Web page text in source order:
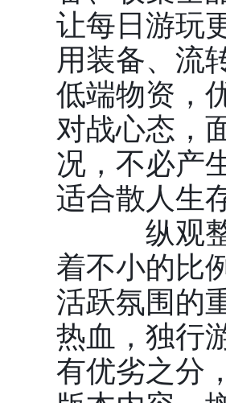
让每日游玩
用装备、流
低端物资，
对战心态，
况，不必产
适合散人生
纵观整个
着不小的比
活跃氛围的
热血，独行
有优劣之分